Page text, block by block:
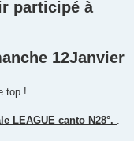
participé à
12Janvier
top !
LEAGUE canto N28°.